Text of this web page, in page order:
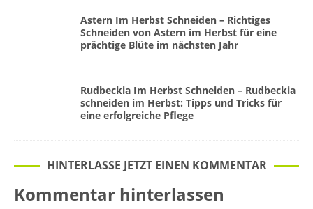
Astern Im Herbst Schneiden – Richtiges
Schneiden von Astern im Herbst für eine
prächtige Blüte im nächsten Jahr
Rudbeckia Im Herbst Schneiden – Rudbeckia
schneiden im Herbst: Tipps und Tricks für
eine erfolgreiche Pflege
HINTERLASSE JETZT EINEN KOMMENTAR
Kommentar hinterlassen